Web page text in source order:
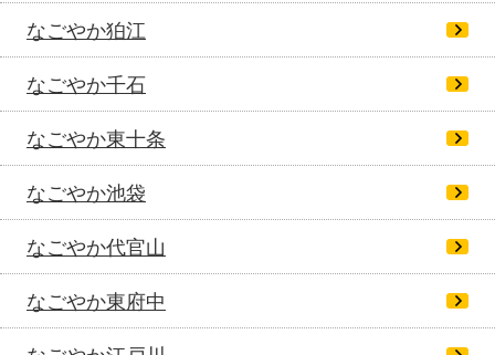
なごやか狛江
なごやか千石
なごやか東十条
なごやか池袋
なごやか代官山
なごやか東府中